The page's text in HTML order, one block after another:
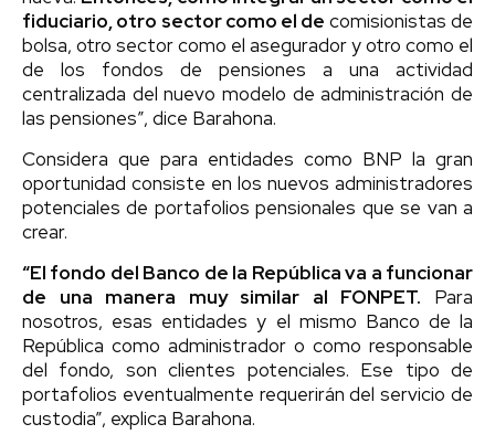
fiduciario, otro sector como el de comisionistas de
bolsa, otro sector como el asegurador y otro como el
de los fondos de pensiones a una actividad
centralizada del nuevo modelo de administración de
las pensiones”, dice Barahona.
Considera que para entidades como BNP la gran
oportunidad consiste en los nuevos administradores
potenciales de portafolios pensionales que se van a
crear.
“El fondo del Banco de la República va a funcionar
de una manera muy similar al FONPET. Para
nosotros, esas entidades y el mismo Banco de la
República como administrador o como responsable
del fondo, son clientes potenciales. Ese tipo de
portafolios eventualmente requerirán del servicio de
custodia”, explica Barahona.